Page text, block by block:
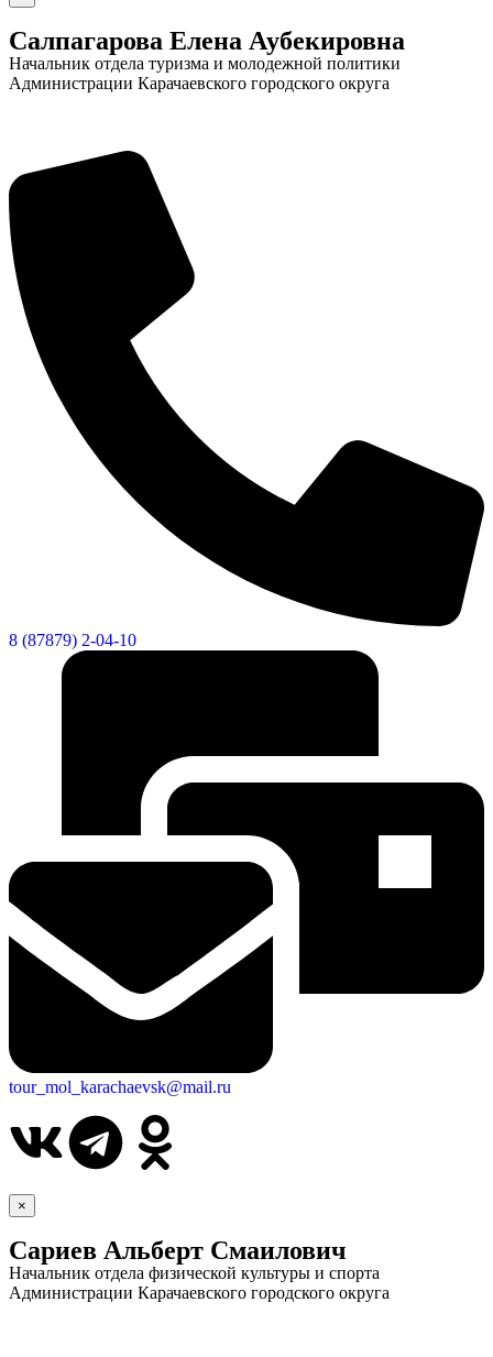
Салпагарова Елена Аубекировна
Начальник отдела туризма и молодежной политики
Администрации Карачаевского городского округа
8 (87879) 2-04-10
tour_mol_karachaevsk@mail.ru
×
Сариев Альберт Смаилович
Начальник отдела физической культуры и спорта
Администрации Карачаевского городского округа